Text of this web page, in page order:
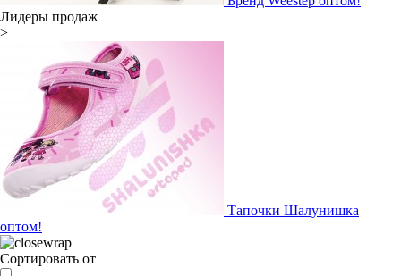
Лидеры продаж
>
Тапочки Шалунишка
оптом!
Сортировать от